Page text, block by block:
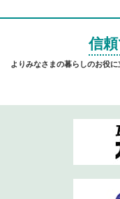
信
よりみなさまの暮らしのお役